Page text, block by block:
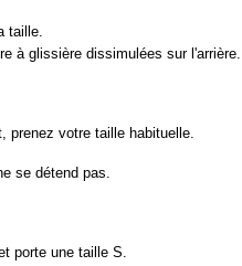
taille.
à glissière dissimulées sur l'arrière.
prenez votre taille habituelle.
se détend pas.
porte une taille S.